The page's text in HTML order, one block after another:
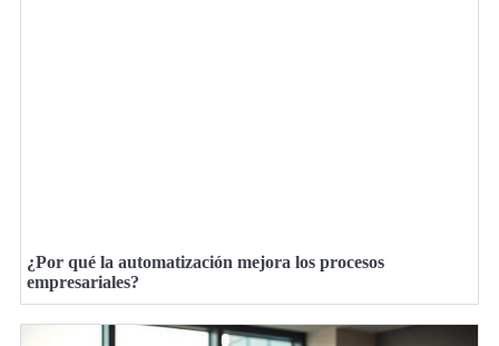
¿Por qué la automatización mejora los procesos
empresariales?